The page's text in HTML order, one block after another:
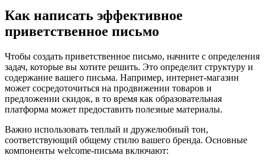
Как написать эффективное
приветственное письмо
Чтобы создать приветственное письмо, начните с определения
задач, которые вы хотите решить. Это определит структуру и
содержание вашего письма. Например, интернет-магазин
может сосредоточиться на продвижении товаров и
предложении скидок, в то время как образовательная
платформа может предоставить полезные материалы.
Важно использовать теплый и дружелюбный тон,
соответствующий общему стилю вашего бренда. Основные
компоненты welcome-письма включают: